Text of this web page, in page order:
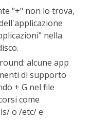
"+" non lo trova,
nella
alcune app
di supporto
+ G nel file
come
o /etc/ e